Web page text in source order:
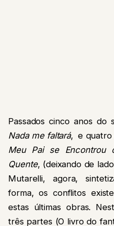
Passados cinco anos do
Nada me faltará, e quatro
Meu Pai se Encontrou
Quente, (deixando de
Mutarelli, agora,
forma, os conflitos
estas últimas obras.
três partes (O livro do